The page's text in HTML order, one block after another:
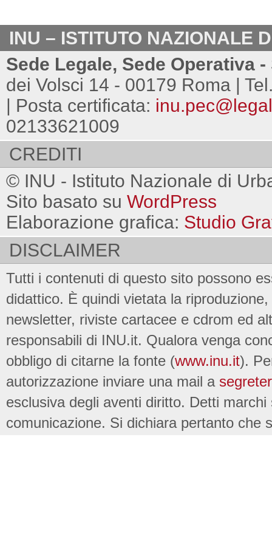
INU – ISTITUTO NAZIONALE
Sede Legale, Sede Operativa
dei Volsci 14 - 00179 Roma |
| Posta certificata:
02133621009
CREDITI
© INU - Istituto Nazionale di
Sito basato su WordPress
Elaborazione grafica: Studio
DISCLAIMER
Tutti i contenuti di questo sito possono
didattico. È quindi vietata la
newsletter, riviste cartacee e cdrom ed
responsabili di INU.it. Qualora venga
obbligo di citarne la fonte (www.inu.it).
autorizzazione inviare una mail a
esclusiva degli aventi diritto. Detti
comunicazione. Si dichiara pertanto che